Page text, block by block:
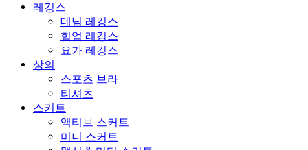
레깅스
데님 레깅스
힙업 레깅스
요가 레깅스
상의
스포츠 브라
티셔츠
스커트
액티브 스커트
미니 스커트